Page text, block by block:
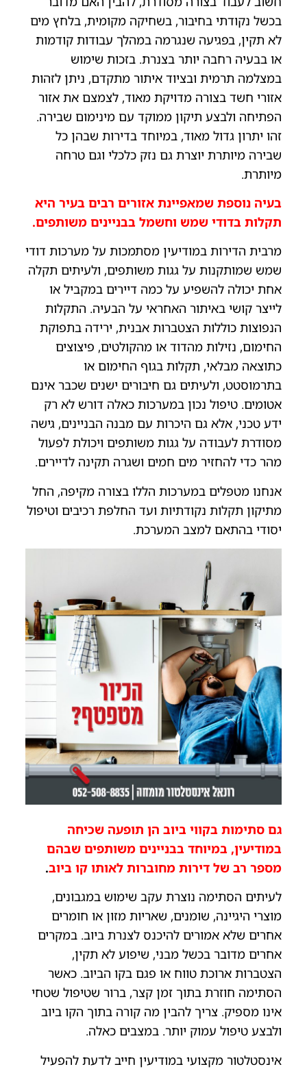
בכשל נקודתי בחיבור, בשחיקה מקומית, בלחץ מים
לא תקין, בפגיעה שנגרמה במהלך עבודות קודמות
או בבעיה רחבה יותר בצנרת. בזכות שימוש
במצלמה תרמית ובציוד איתור מתקדם, ניתן לזהות
אזורי חשד בצורה מדויקת מאוד, לצמצם את אזור
הפתיחה ולבצע תיקון ממוקד עם מינימום שבירה.
זהו יתרון גדול מאוד, במיוחד בדירות שבהן כל
שבירה מיותרת יוצרת גם נזק כלכלי וגם טרחה
מיותרת.
בעיה נוספת שמאפיינת אזורים רבים בעיר היא
תקלות בדודי שמש וחשמל בבניינים משותפים.
מרבית הדירות במודיעין מסתמכות על מערכות דודי
שמש שמותקנות על גגות משותפים, ולעיתים תקלה
אחת יכולה להשפיע על כמה דיירים במקביל או
לייצר קושי באיתור האחראי על הבעיה. התקלות
הנפוצות כוללות הצטברות אבנית, ירידה בתפוקת
החימום, נזילות מהדוד או מהקולטים, פיצוצים
כתוצאה מבלאי, תקלות בגוף החימום או
בתרמוסטט, ולעיתים גם חיבורים ישנים שכבר אינם
אטומים. טיפול נכון במערכות כאלה דורש לא רק
ידע טכני, אלא גם היכרות עם מבנה הבניינים, גישה
מסודרת לעבודה על גגות משותפים ויכולת לפעול
מהר כדי להחזיר מים חמים ושגרה תקינה לדיירים.
אנחנו מטפלים במערכות הללו בצורה מקיפה, החל
מתיקון תקלות נקודתיות ועד החלפת רכיבים וטיפול
יסודי בהתאם למצב המערכת.
גם סתימות בקווי ביוב הן תופעה שכיחה
במודיעין, במיוחד בבניינים משותפים שבהם
מספר רב של דירות מחוברות לאותו קו ביוב.
לעיתים הסתימה נוצרת עקב שימוש במגבונים,
מוצרי היגיינה, שומנים, שאריות מזון או חומרים
אחרים שלא אמורים להיכנס לצנרת ביוב. במקרים
אחרים מדובר בכשל מבני, שיפוע לא תקין,
הצטברות ארוכת טווח או פגם בקו הביוב. כאשר
הסתימה חוזרת בתוך זמן קצר, ברור שטיפול שטחי
אינו מספיק. צריך להבין מה קורה בתוך הקו ביוב
ולבצע טיפול עמוק יותר. במצבים כאלה.
אינסטלטור מקצועי במודיעין חייב לדעת להפעיל